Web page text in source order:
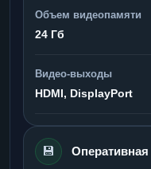
Объем видеопамяти
24 Гб
Видео-выходы
HDMI, DisplayPort
💾